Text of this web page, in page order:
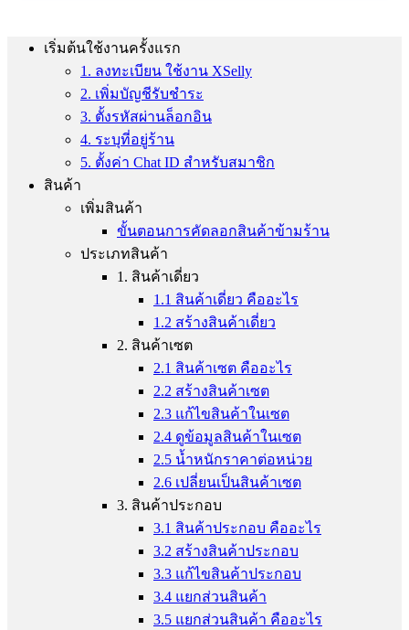
เริ่มต้นใช้งานครั้งแรก
1. ลงทะเบียน ใช้งาน XSelly
2. เพิ่มบัญชีรับชำระ
3. ตั้งรหัสผ่านล็อกอิน
4. ระบุที่อยู่ร้าน
5. ตั้งค่า Chat ID สำหรับสมาชิก
สินค้า
เพิ่มสินค้า
ขั้นตอนการคัดลอกสินค้าข้ามร้าน
ประเภทสินค้า
1. สินค้าเดี่ยว
1.1 สินค้าเดี่ยว คืออะไร
1.2 สร้างสินค้าเดี่ยว
2. สินค้าเซต
2.1 สินค้าเซต คืออะไร
2.2 สร้างสินค้าเซต
2.3 แก้ไขสินค้าในเซต
2.4 ดูข้อมูลสินค้าในเซต
2.5 น้ำหนักราคาต่อหน่วย
2.6 เปลี่ยนเป็นสินค้าเซต
3. สินค้าประกอบ
3.1 สินค้าประกอบ คืออะไร
3.2 สร้างสินค้าประกอบ
3.3 แก้ไขสินค้าประกอบ
3.4 แยกส่วนสินค้า
3.5 แยกส่วนสินค้า คืออะไร